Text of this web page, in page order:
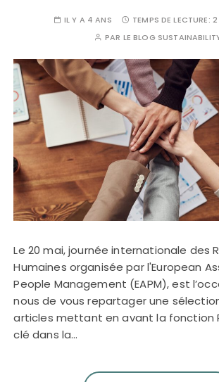
IL Y A 4 ANS TEMPS DE LECTURE: 2
PAR LE BLOG
Le 20 mai, journée internationale des
Humaines organisée par l'European
People Management (EAPM), est
nous de vous repartager une
articles mettant en avant la fonction
clé dans la…